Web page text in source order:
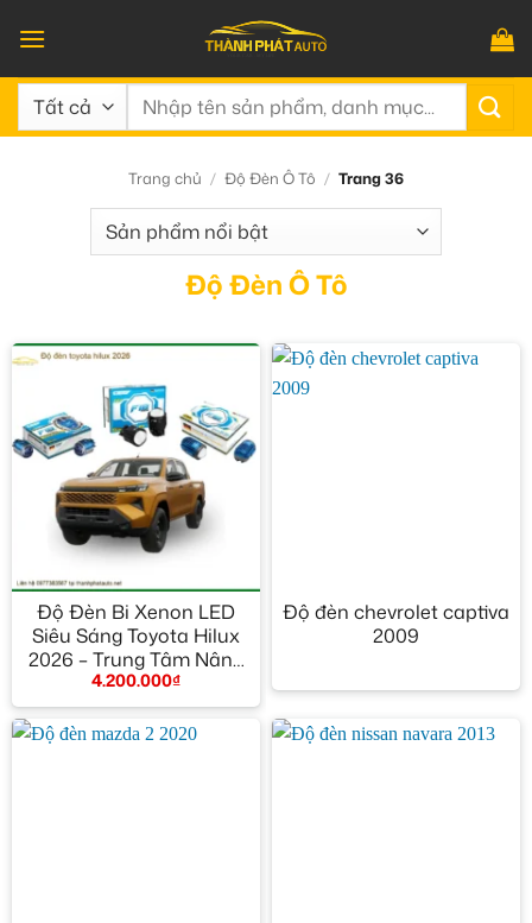
qua
nội
dung
Tìm
Trang chủ / Độ Đèn Ô Tô / Trang 36
Độ Đèn Ô Tô
Độ Đèn Bi Xenon LED
Siêu Sáng Toyota Hilux
2026 – Trung Tâm Nâng
Cấp Chính Hãng TPHCM
4.200.000₫
Độ đèn chevrolet captiva
2009